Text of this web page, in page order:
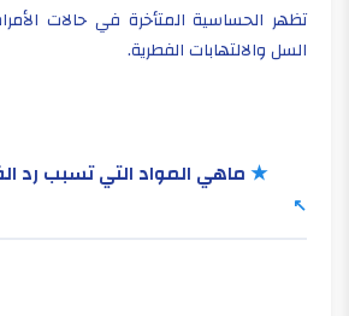
تظهر الحساسية المتأخرة في حالات
السل والالتهابات الفطرية.
★ماهي المواد التي تسبب رد